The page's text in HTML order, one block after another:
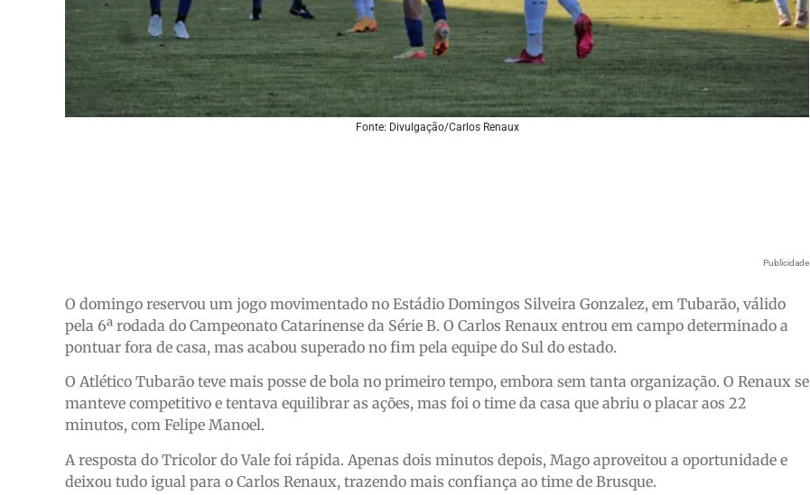
Fonte: Divulgação/Carlos Renaux
Publicidade
O domingo reservou um jogo movimentado no Estádio Domingos Silveira Gonzalez, em Tubarão, válido
pela 6ª rodada do Campeonato Catarinense da Série B. O Carlos Renaux entrou em campo determinado a
pontuar fora de casa, mas acabou superado no fim pela equipe do Sul do estado.
O Atlético Tubarão teve mais posse de bola no primeiro tempo, embora sem tanta organização. O Renaux se
manteve competitivo e tentava equilibrar as ações, mas foi o time da casa que abriu o placar aos 22
minutos, com Felipe Manoel.
A resposta do Tricolor do Vale foi rápida. Apenas dois minutos depois, Mago aproveitou a oportunidade e
deixou tudo igual para o Carlos Renaux, trazendo mais confiança ao time de Brusque.